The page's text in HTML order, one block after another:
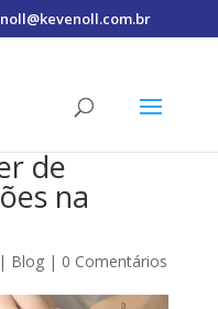
de
na
| Blog| 0 Comentários